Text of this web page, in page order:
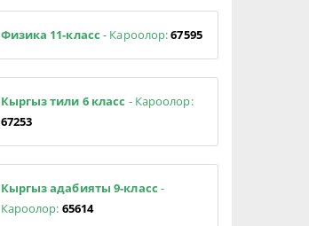
Физика 11-класс - Кароолор:67595
Кыргыз тили 6 класс - Кароолор:
67253
Кыргыз адабияты 9-класс -
Кароолор: 65614